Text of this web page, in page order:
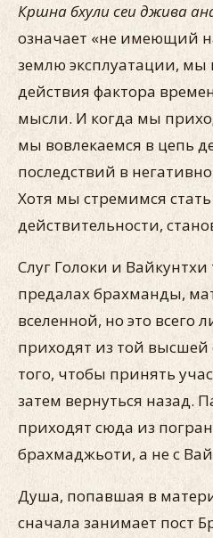
Кршна бхули сеи джива
означает «не имеющий
землю эксплуатации, мы
действия фактора
мысли. И когда мы
мы вовлекаемся в цепь
последствий в
Хотя мы стремимся
действительности,
Слуг Голоки и
предалах брахманды,
вселенной, но это всего
приходят из той высшей
того, чтобы принять
затем вернуться назад.
приходят сюда из
брахмаджьоти, а не с
Душа, попавшая в
сначала занимает пост